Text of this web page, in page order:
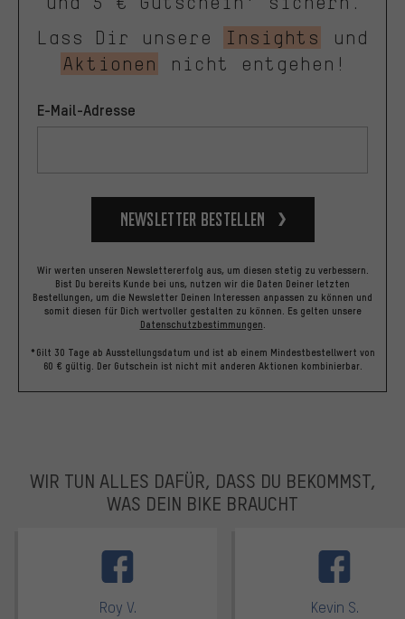
Lass Dir unsere
Insights
und
Aktionen
nicht entgehen!
E-Mail-Adresse
Newsletter bestellen
Wir werten unseren Newslettererfolg aus, um diesen stetig zu verbessern.
Bist Du bereits Kunde bei uns, nutzen wir die Daten Deiner letzten
Bestellungen, um die Newsletter Deinen Interessen anpassen zu können und
somit diesen für Dich wertvoller gestalten zu können. Es gelten unsere
Datenschutzbestimmungen.
*Gilt 30 Tage ab Ausstellungsdatum und ist ab einem Mindestbestellwert von
60 € gültig. Der Gutschein ist nicht mit anderen Aktionen kombinierbar.
WIR TUN ALLES DAFÜR, DASS DU BEKOMMST,
WAS DEIN BIKE BRAUCHT
Roy V. Kevin S.